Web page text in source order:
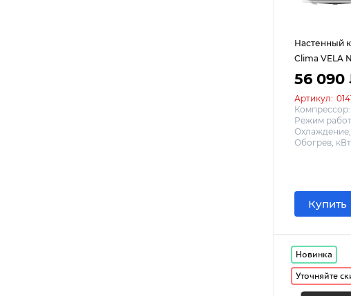
Настенный
Clima VELA
56 090
Артикул:
Компрессор:
Режим
Охлаждение,
Обогрев,
Купить
Новинка
Уточняйте